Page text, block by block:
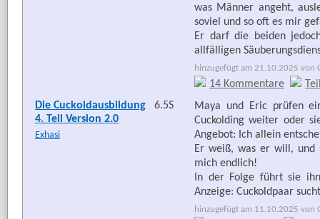
was Männer angeht,
soviel und so oft es mir
Er darf die beiden
allfälligen
hinzugefügt am 21.10.2025 von
14 Kommentare
Die Cuckoldausbildung
4. Teil Version 2.0
Exhasi
6.5S
Maya und Eric prüfen
Cuckolding weiter oder
Angebot: Ich allein
Er weiß, was er will, und
mich endlich!
In der Folge führt sie
Anzeige: Cuckoldpaar
hinzugefügt am 11.10.2025 von